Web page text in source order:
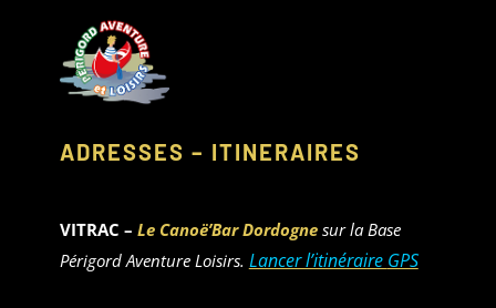
ADRESSES – ITINERAIRES
VITRAC – Le Canoë’Bar Dordogne sur la Base
Périgord Aventure Loisirs. Lancer l’itinéraire GPS